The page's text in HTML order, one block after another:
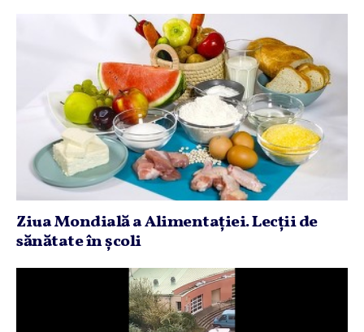
Ziua Mondială a Alimentaţiei. Lecţii de
sănătate în şcoli